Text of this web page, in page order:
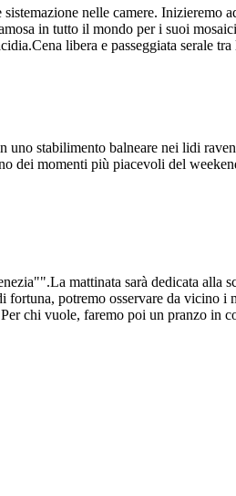
nelle camere. Inizieremo
in tutto il mondo per i suoi
libera e passeggiata serale tra
stabilimento balneare nei lidi
momenti più piacevoli del
mattinata sarà dedicata alla
potremo osservare da vicino
chi vuole, faremo poi un pranzo in